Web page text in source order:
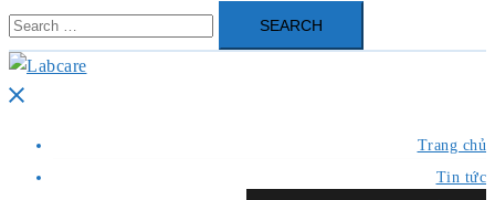
Search
for:
Close
Trang chủ
Tin tức